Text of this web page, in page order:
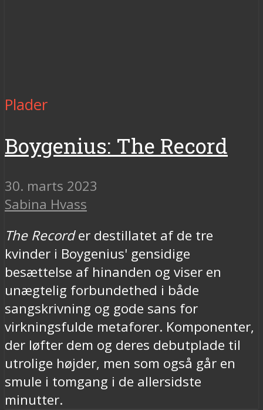
Plader
Boygenius: The Record
30. marts 2023
Sabina Hvass
The Recorder destillatet af de tre
kvinder i Boygenius' gensidige
besættelse af hinanden og viser en
unægtelig forbundethed i både
sangskrivning og gode sans for
virkningsfulde metaforer. Komponenter,
der løfter dem og deres debutplade til
utrolige højder, men som også går en
smule i tomgang i de allersidste
minutter.